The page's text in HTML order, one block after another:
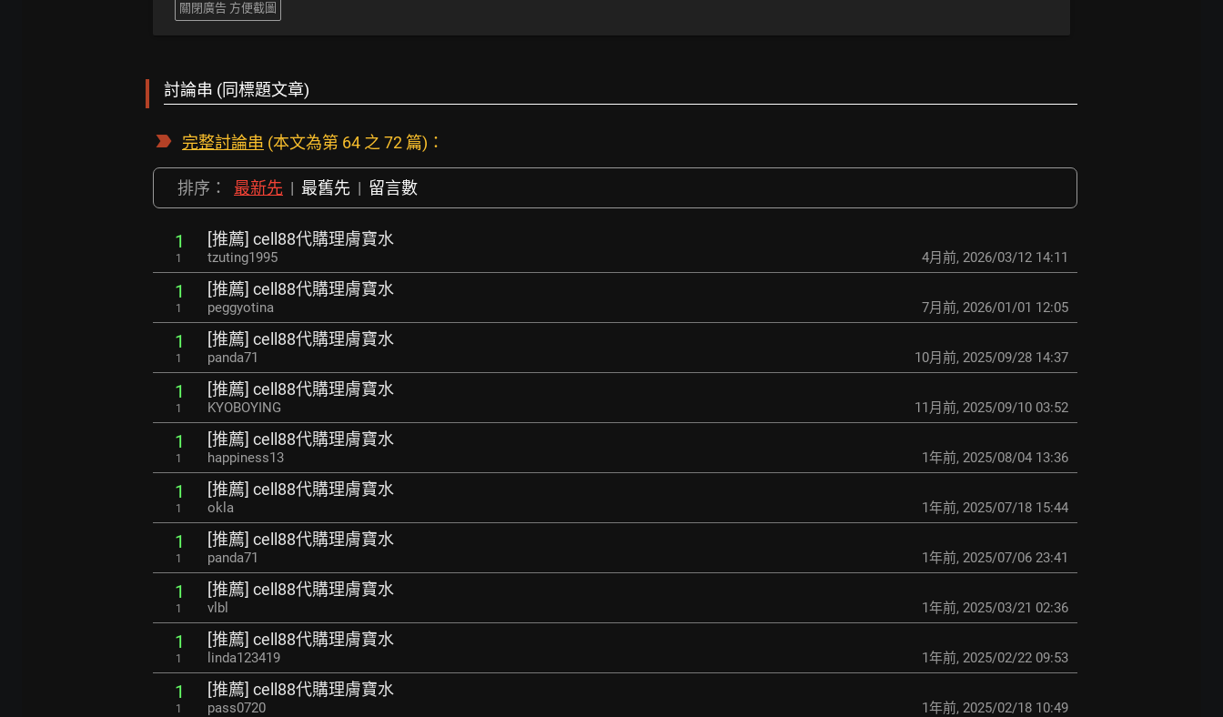
關閉廣告 方便截圖
討論串 (同標題文章)
完整討論串 (本文為第 64 之 72 篇)：
排序： 最新先 | 最舊先 | 留言數
1
1
[推薦] cell88代購理膚寶水
tzuting1995 4月前, 2026/03/12 14:11
1
1
[推薦] cell88代購理膚寶水
peggyotina 7月前, 2026/01/01 12:05
1
1
[推薦] cell88代購理膚寶水
panda71 10月前, 2025/09/28 14:37
1
1
[推薦] cell88代購理膚寶水
KYOBOYING 11月前, 2025/09/10 03:52
1
1
[推薦] cell88代購理膚寶水
happiness13 1年前, 2025/08/04 13:36
1
1
[推薦] cell88代購理膚寶水
okla 1年前, 2025/07/18 15:44
1
1
[推薦] cell88代購理膚寶水
panda71 1年前, 2025/07/06 23:41
1
1
[推薦] cell88代購理膚寶水
vlbl 1年前, 2025/03/21 02:36
1
1
[推薦] cell88代購理膚寶水
linda123419 1年前, 2025/02/22 09:53
1
1
[推薦] cell88代購理膚寶水
pass0720 1年前, 2025/02/18 10:49